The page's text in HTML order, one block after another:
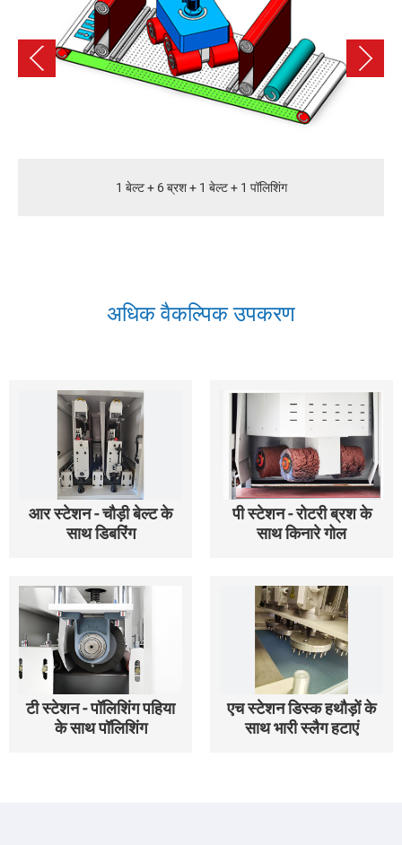
1 बेल्ट + 6 ब्रश + 1 बेल्ट + 1 पॉलिशिंग
अधिक वैकल्पिक उपकरण
आर स्टेशन - चौड़ी बेल्ट के
साथ डिबरिंग
पी स्टेशन - रोटरी ब्रश के
साथ किनारे गोल
टी स्टेशन - पॉलिशिंग पहिया
के साथ पॉलिशिंग
एच स्टेशन डिस्क हथौड़ों के
साथ भारी स्लैग हटाएं